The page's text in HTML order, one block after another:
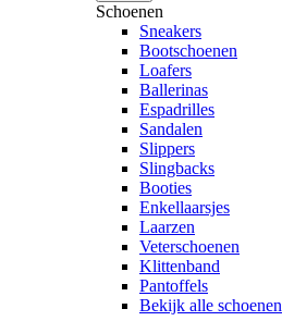
Schoenen
Sneakers
Bootschoenen
Loafers
Ballerinas
Espadrilles
Sandalen
Slippers
Slingbacks
Booties
Enkellaarsjes
Laarzen
Veterschoenen
Klittenband
Pantoffels
Bekijk alle schoenen